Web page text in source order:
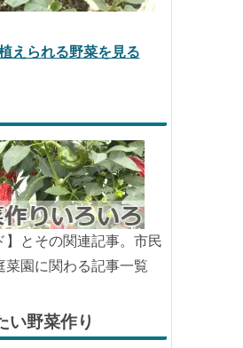
えられる野菜を見る
】とその関連記事。市民
菜園に関わる記事一覧
い野菜作り